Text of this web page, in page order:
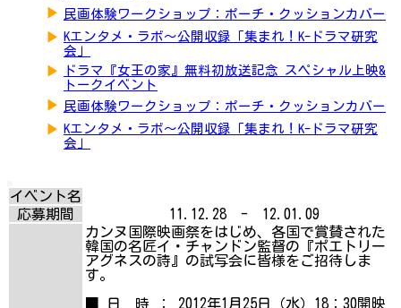
▶ 民画体験ワークショップ：ポーチ・クッションカバー
▶ Kエンタメ・ラボ～公開収録「集まれ！K-ドラマ研究
会」
▶
ドラマ『女王の家』無料初放送記念 スペシャル上映&
トークイベント
▶ 民画体験ワークショップ：ポーチ・クッションカバー
▶ Kエンタメ・ラボ～公開収録「集まれ！K-ドラマ研究
会」
イベント名
応募期間
11.12.28 - 12.01.09
カンヌ国際映画祭をはじめ、各国で賞賛された
韓国の名匠イ・チャンドン監督の『ポエトリー
アグネスの詩』の試写会に皆様をご招待しま
す。
■ 日 時 ： 2012年1月25日（水）18：30開映